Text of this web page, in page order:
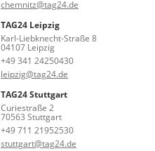
chemnitz@tag24.de
TAG24 Leipzig
Karl-Liebknecht-Straße 8
04107 Leipzig
+49 341 24250430
leipzig@tag24.de
TAG24 Stuttgart
Curiestraße 2
70563 Stuttgart
+49 711 21952530
stuttgart@tag24.de